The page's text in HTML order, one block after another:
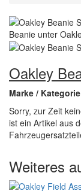
Oakley
Marke /
Sorry, zur Zeit
ist ein Artikel aus
Weiteres